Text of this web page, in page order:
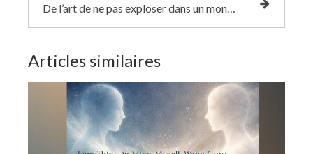
De l’art de ne pas exploser dans un monde nerveux
Articles similaires